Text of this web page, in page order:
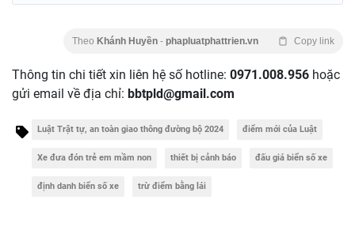
Theo Khánh Huyền - phapluatphattrien.vn Copy link
Thông tin chi tiết xin liên hệ số hotline: 0971.008.956 hoặc
gửi email về địa chỉ: bbtpld@gmail.com
Luật Trật tự, an toàn giao thông đường bộ 2024 điểm mới của Luật
Xe đưa đón trẻ em mầm non thiết bị cảnh báo đấu giá biển số xe
định danh biển số xe trừ điểm bằng lái